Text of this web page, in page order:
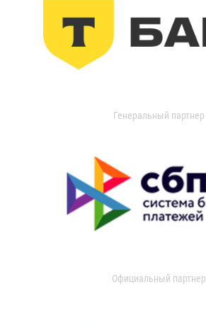
Генеральный партнер
Официальный партнер